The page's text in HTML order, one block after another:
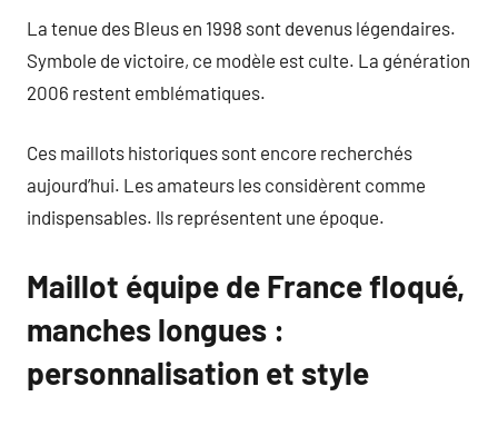
La tenue des Bleus en 1998 sont devenus légendaires.
Symbole de victoire, ce modèle est culte. La génération
2006 restent emblématiques.
Ces maillots historiques sont encore recherchés
aujourd’hui. Les amateurs les considèrent comme
indispensables. Ils représentent une époque.
Maillot équipe de France floqué,
manches longues :
personnalisation et style